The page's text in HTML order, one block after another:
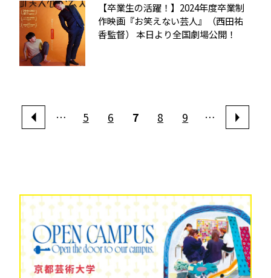
【卒業生の活躍！】2024年度卒業制
作映画『お笑えない芸人』（西田祐
香監督） 本日より全国劇場公開！
… 5 6 7 8 9 …